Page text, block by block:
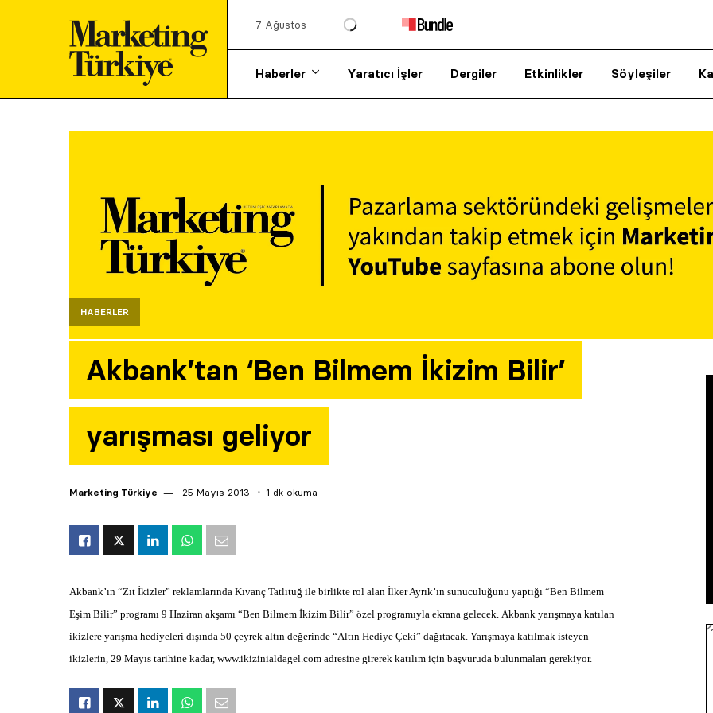
7 Ağustos
Haberler Yaratıcı İşler Dergiler Etkinlikler Söyleşiler
HABERLER
Akbank’tan ‘Ben Bilmem İkizim Bilir’
yarışması geliyor
Marketing Türkiye 25 Mayıs 2013 1 dk okuma
Akbank’ın “Zıt İkizler” reklamlarında Kıvanç Tatlıtuğ ile birlikte rol alan İlker Ayrık’ın sunuculuğunu yaptığı “Ben Bilmem
Eşim Bilir” programı 9 Haziran akşamı “Ben Bilmem İkizim Bilir” özel programıyla ekrana gelecek. Akbank yarışmaya katılan
ikizlere yarışma hediyeleri dışında 50 çeyrek altın değerinde “Altın Hediye Çeki” dağıtacak. Yarışmaya katılmak isteyen
ikizlerin, 29 Mayıs tarihine kadar, www.ikizinialdagel.com adresine girerek katılım için başvuruda bulunmaları gerekiyor.